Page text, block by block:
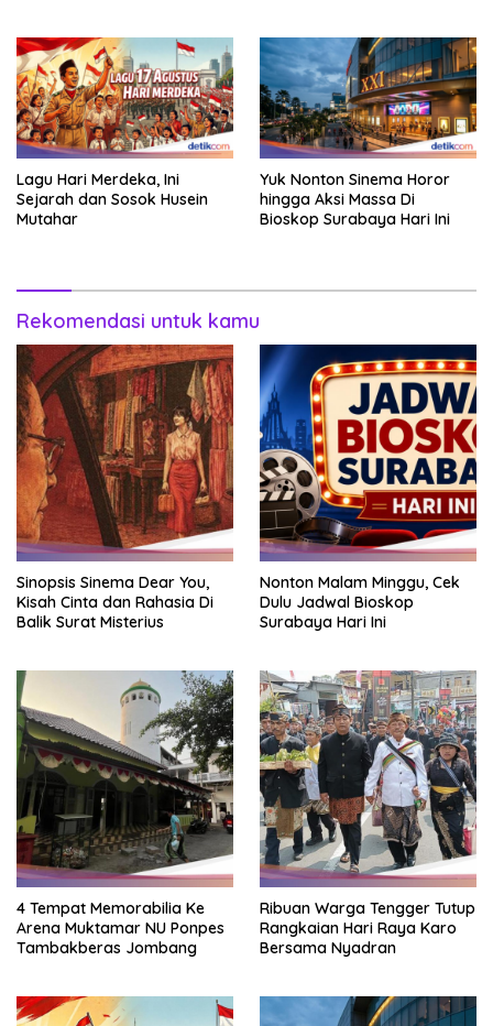
Lagu Hari Merdeka, Ini
Sejarah dan Sosok Husein
Mutahar
Yuk Nonton Sinema Horor
hingga Aksi Massa Di
Bioskop Surabaya Hari Ini
Rekomendasi untuk kamu
Sinopsis Sinema Dear You,
Kisah Cinta dan Rahasia Di
Balik Surat Misterius
Nonton Malam Minggu, Cek
Dulu Jadwal Bioskop
Surabaya Hari Ini
4 Tempat Memorabilia Ke
Arena Muktamar NU Ponpes
Tambakberas Jombang
Ribuan Warga Tengger Tutup
Rangkaian Hari Raya Karo
Bersama Nyadran